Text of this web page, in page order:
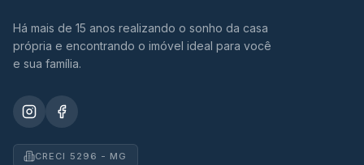
Há mais de 15 anos realizando o sonho da casa
própria e encontrando o imóvel ideal para você
e sua família.
CRECI 5296 - MG